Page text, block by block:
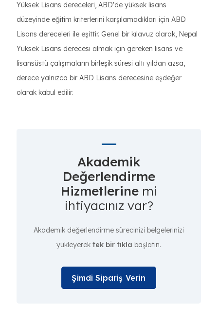
Yüksek Lisans dereceleri, ABD'de yüksek lisans
düzeyinde eğitim kriterlerini karşılamadıkları için ABD
Lisans dereceleri ile eşittir. Genel bir kılavuz olarak, Nepal
Yüksek Lisans derecesi almak için gereken lisans ve
lisansüstü çalışmaların birleşik süresi altı yıldan azsa,
derece yalnızca bir ABD Lisans derecesine eşdeğer
olarak kabul edilir.
Akademik
Değerlendirme
Hizmetlerinemi
ihtiyacınız var?
Akademik değerlendirme sürecinizi belgelerinizi
yükleyerek tek bir tıkla başlatın.
Şimdi Sipariş Verin